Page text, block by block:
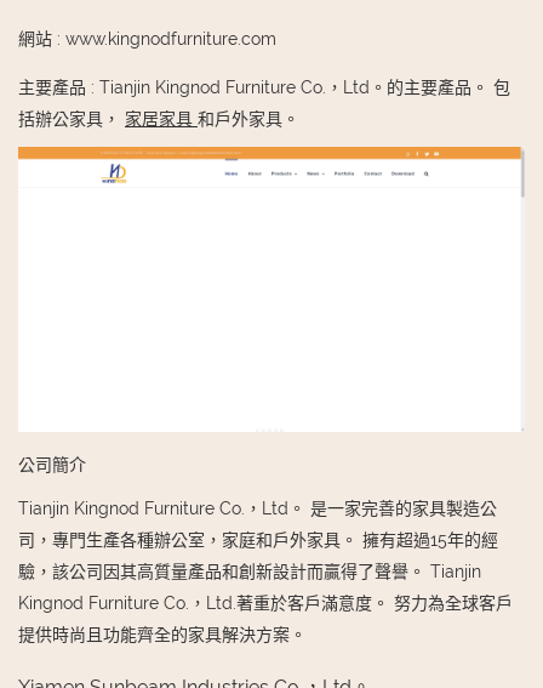
網站 : www.kingnodfurniture.com
主要產品 : Tianjin Kingnod Furniture Co.，Ltd。的主要產品。 包
括辦公家具， 家居家具 和戶外家具。
公司簡介
Tianjin Kingnod Furniture Co.，Ltd。 是一家完善的家具製造公
司，專門生產各種辦公室，家庭和戶外家具。 擁有超過15年的經
驗，該公司因其高質量產品和創新設計而贏得了聲譽。 Tianjin
Kingnod Furniture Co.，Ltd.著重於客戶滿意度。 努力為全球客戶
提供時尚且功能齊全的家具解決方案。